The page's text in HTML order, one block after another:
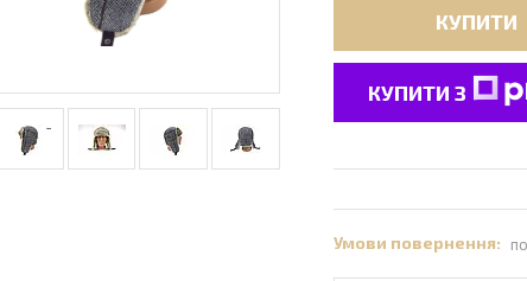
КУПИТИ
КУПИТИ З